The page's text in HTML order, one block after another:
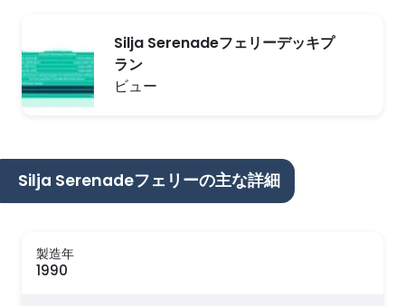
Silja Serenadeフェリーデッキプ
ラン
ビュー
Silja Serenadeフェリーの主な詳細
製造年
1990